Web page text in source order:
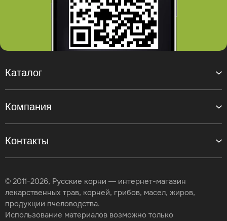
Контакты
Каталог
Компания
© 2011-2026, Русские корни — интернет-магазин
лекарственных трав, корней, грибов, масел, жиров,
продукции пчеловодства.
Использование материалов возможно только